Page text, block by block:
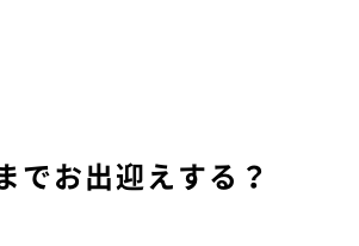
でお出迎えする？